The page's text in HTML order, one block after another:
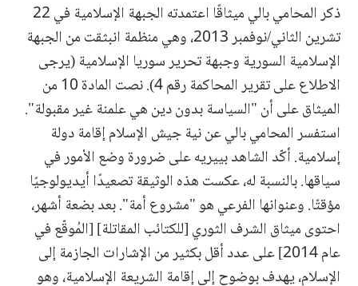
ذكر المحامي بالي ميثاقًا اعتمدته الجبهة الإسلامية في 22
تشرين الثاني/نوفمبر 2013، وهي منظمة انبثقت من الجبهة
الإسلامية السورية وجبهة تحرير سوريا الإسلامية (يرجى
الاطلاع على تقرير المحاكمة رقم 4). نصت المادة 10 من
الميثاق على أن "السياسة بدون دين هي علمنة غير مقبولة".
استفسر المحامي بالي عن نية جيش الإسلام إقامة دولة
إسلامية. أكّد الشاهد بييريه على ضرورة وضع الأمور في
سياقها. بالنسبة له، عكست هذه الوثيقة تصعيدًا أيديولوجيًا
مؤقتًا. وعنوانها الفرعي هو "مشروع أمة". بعد بضعة أشهر،
احتوى ميثاق الشرف الثوري [للكتائب المقاتلة] [المُوقّع في
عام 2014] على عدد أقل بكثير من الإشارات الجازمة إلى
الإسلام، يهدف بوضوح إلى إقامة الشريعة الإسلامية، وهو